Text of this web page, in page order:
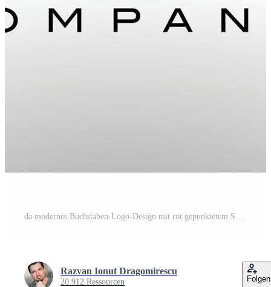
Razvan Ionut Dragomirescu
20.912 Ressourcen Folgen